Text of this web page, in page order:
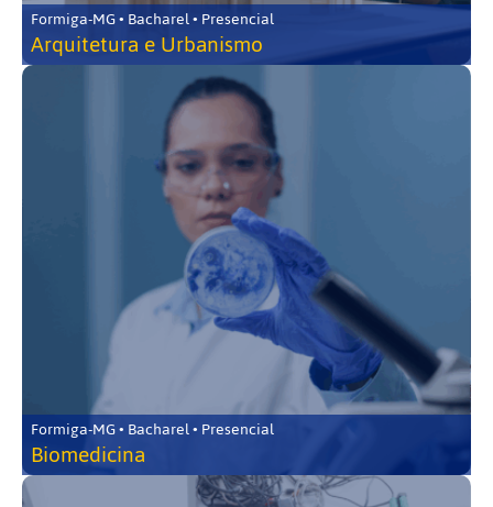
Formiga-MG • Bacharel • Presencial
Arquitetura e Urbanismo
Formiga-MG • Bacharel • Presencial
Biomedicina